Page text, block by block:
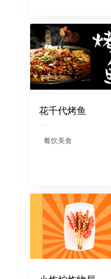
花千代烤鱼
餐饮美食